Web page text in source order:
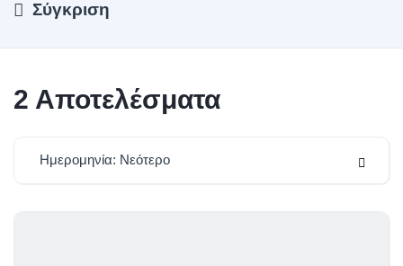
Σύγκριση
2 Αποτελέσματα
Ημερομηνία: Νεότερο